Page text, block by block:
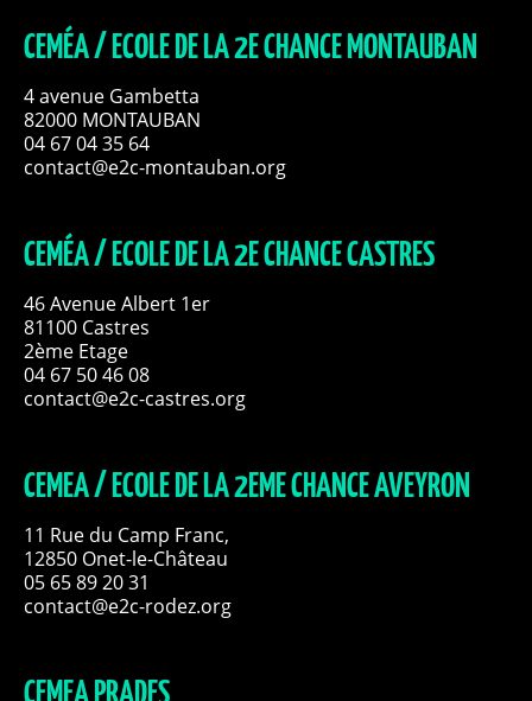
CEMÉA / ECOLE DE LA 2E CHANCE MONTAUBAN
4 avenue Gambetta
82000 MONTAUBAN
04 67 04 35 64
contact@e2c-montauban.org
CEMÉA / ECOLE DE LA 2E CHANCE CASTRES
46 Avenue Albert 1er
81100 Castres
2ème Etage
04 67 50 46 08
contact@e2c-castres.org
CEMEA / ECOLE DE LA 2EME CHANCE AVEYRON
11 Rue du Camp Franc,
12850 Onet-le-Château
05 65 89 20 31
contact@e2c-rodez.org